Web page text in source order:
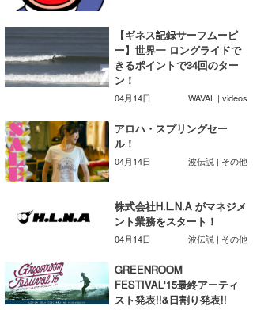
【ギネス記録サーフムービ
ー】世界一 ロングライドで
きるポイントで34回のター
ン！
04月14日 WAVAL | videos
アロハ・スプリングセー
ル！
04月14日 波伝説 | その他
株式会社H.L.N.A がマネジメ
ント業務をスタート！
04月14日 波伝説 | その他
GREENROOM
FESTIVAL‘15最終アーティ
スト発表!!&日割り発表!!
MIN
mitz
OYZ
Soulman
VAGY
たっちー
ハンマー